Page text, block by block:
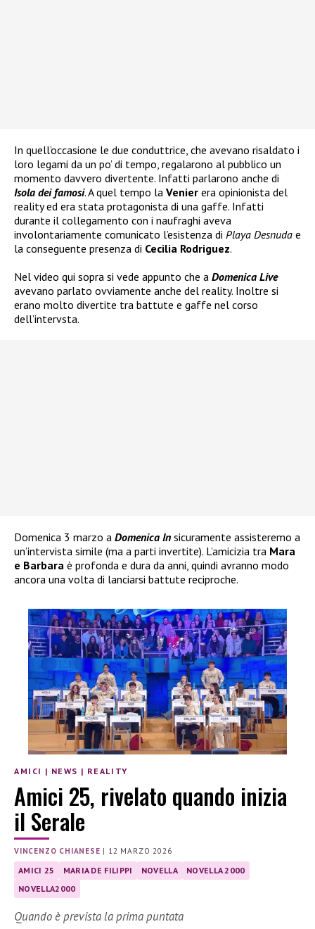
In quell’occasione le due conduttrice, che avevano risaldato i
loro legami da un po’ di tempo, regalarono al pubblico un
momento davvero divertente. Infatti parlarono anche di
Isola dei famosi. A quel tempo la Venier era opinionista del
reality ed era stata protagonista di una gaffe. Infatti
durante il collegamento con i naufraghi aveva
involontariamente comunicato l’esistenza di Playa Desnuda e
la conseguente presenza di Cecilia Rodriguez.
Nel video qui sopra si vede appunto che a Domenica Live
avevano parlato ovviamente anche del reality. Inoltre si
erano molto divertite tra battute e gaffe nel corso
dell’intervsta.
Domenica 3 marzo a Domenica In sicuramente assisteremo a
un’intervista simile (ma a parti invertite). L’amicizia tra Mara
e Barbara è profonda e dura da anni, quindi avranno modo
ancora una volta di lanciarsi battute reciproche.
AMICI | NEWS | REALITY
Amici 25, rivelato quando inizia
il Serale
VINCENZO CHIANESE | 12 MARZO 2026
AMICI 25 MARIA DE FILIPPI NOVELLA
NOVELLA 2000
NOVELLA2000
Quando è prevista la prima puntata